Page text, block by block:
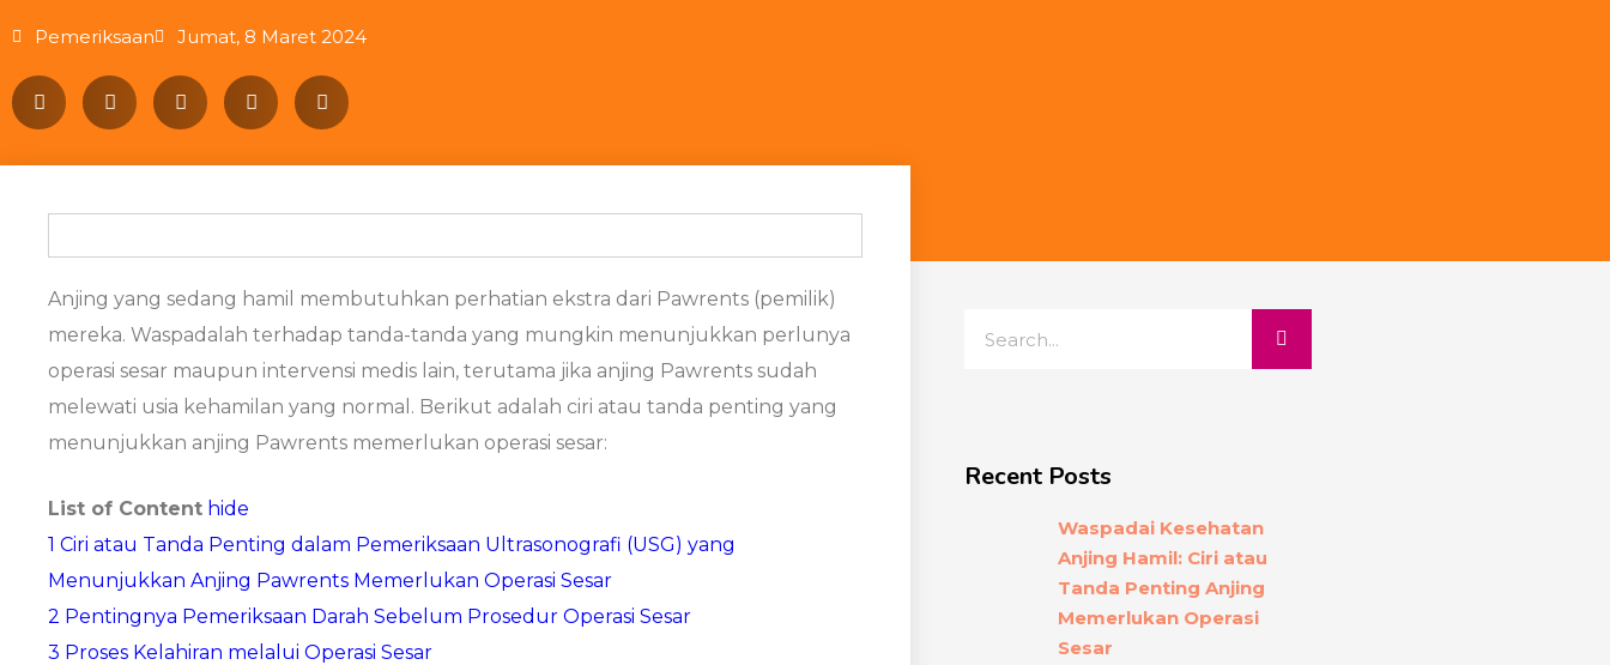
Pemeriksaan Jumat, 8 Maret 2024
Anjing yang sedang hamil membutuhkan perhatian ekstra dari Pawrents (pemilik)
mereka. Waspadalah terhadap tanda-tanda yang mungkin menunjukkan perlunya
operasi sesar maupun intervensi medis lain, terutama jika anjing Pawrents sudah
melewati usia kehamilan yang normal. Berikut adalah ciri atau tanda penting yang
menunjukkan anjing Pawrents memerlukan operasi sesar:
List of Content hide
1 Ciri atau Tanda Penting dalam Pemeriksaan Ultrasonografi (USG) yang
Menunjukkan Anjing Pawrents Memerlukan Operasi Sesar
2 Pentingnya Pemeriksaan Darah Sebelum Prosedur Operasi Sesar
3 Proses Kelahiran melalui Operasi Sesar
Recent Posts
Waspadai Kesehatan
Anjing Hamil: Ciri atau
Tanda Penting Anjing
Memerlukan Operasi
Sesar